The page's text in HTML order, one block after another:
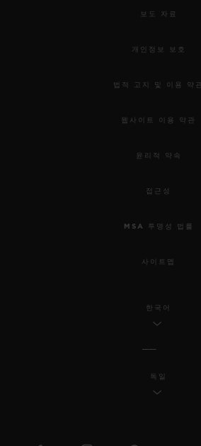
보도 자료
개인정보 보호
법적 고지 및 이용 약관
웹사이트 이용 약관
윤리적 약속
접근성
MSA 투명성 법률
사이트맵
한국어
독일